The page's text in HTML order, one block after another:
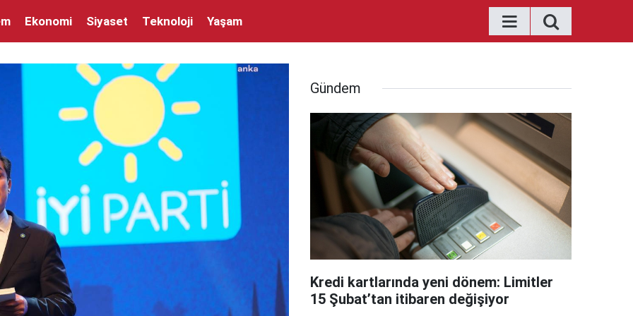
Ekonomi Siyaset Teknoloji Yaşam
Gündem
Kredi kartlarında yeni dönem: Limitler
15 Şubat’tan itibaren değişiyor